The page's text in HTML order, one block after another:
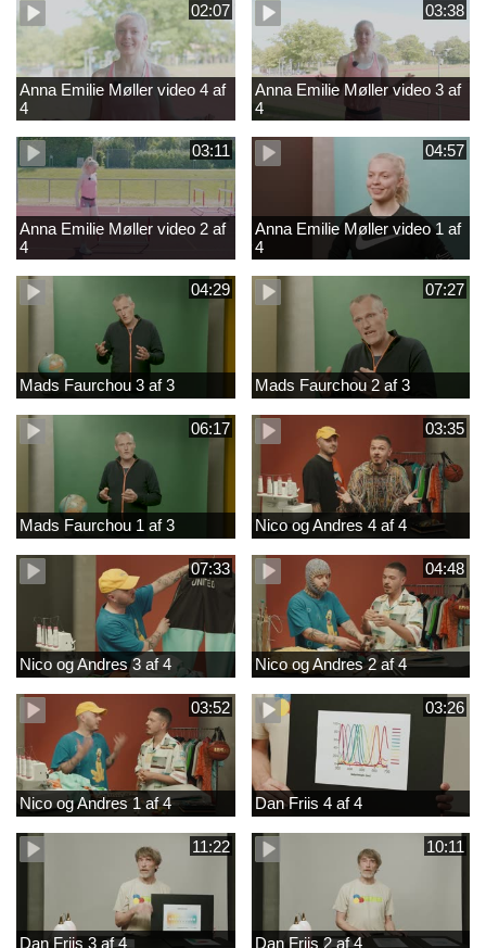
02:07
Anna Emilie Møller video 4 af
4
03:38
Anna Emilie Møller video 3 af
4
03:11
Anna Emilie Møller video 2 af
4
04:57
Anna Emilie Møller video 1 af
4
04:29
Mads Faurchou 3 af 3
07:27
Mads Faurchou 2 af 3
06:17
Mads Faurchou 1 af 3
03:35
Nico og Andres 4 af 4
07:33
Nico og Andres 3 af 4
04:48
Nico og Andres 2 af 4
03:52
Nico og Andres 1 af 4
03:26
Dan Friis 4 af 4
11:22
Dan Friis 3 af 4
10:11
Dan Friis 2 af 4